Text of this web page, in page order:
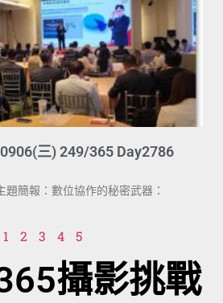
三) 249/365 Day2786
簡報：數位協作的秘密武器：
1 2 3 4 5
攝影挑戰